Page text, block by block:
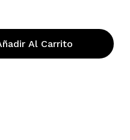
en el
Al Carrito